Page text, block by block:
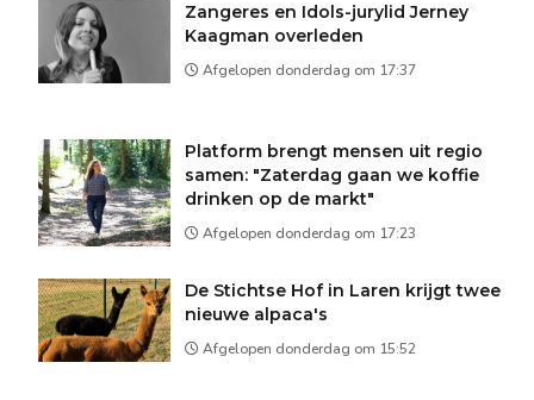
Zangeres en Idols-jurylid Jerney
Kaagman overleden
Afgelopen donderdag om 17:37
Platform brengt mensen uit regio
samen: "Zaterdag gaan we koffie
drinken op de markt"
Afgelopen donderdag om 17:23
De Stichtse Hof in Laren krijgt twee
nieuwe alpaca's
Afgelopen donderdag om 15:52